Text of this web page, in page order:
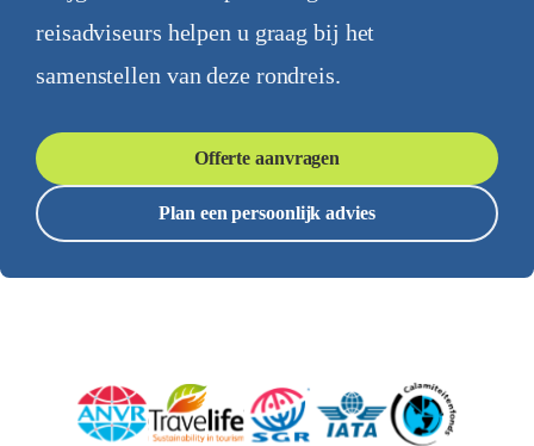
reisadviseurs helpen u graag bij het
samenstellen van deze rondreis.
Offerte aanvragen
Plan een persoonlijk advies